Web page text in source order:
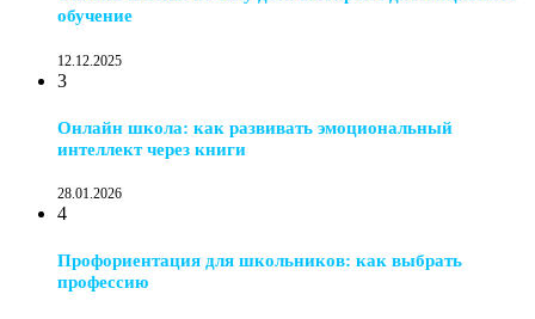
обучение
12.12.2025
3
Онлайн школа: как развивать эмоциональный
интеллект через книги
28.01.2026
4
Профориентация для школьников: как выбрать
профессию